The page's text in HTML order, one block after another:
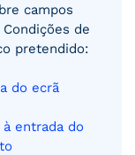
campos
de
pretendido:
do ecrã
entrada do